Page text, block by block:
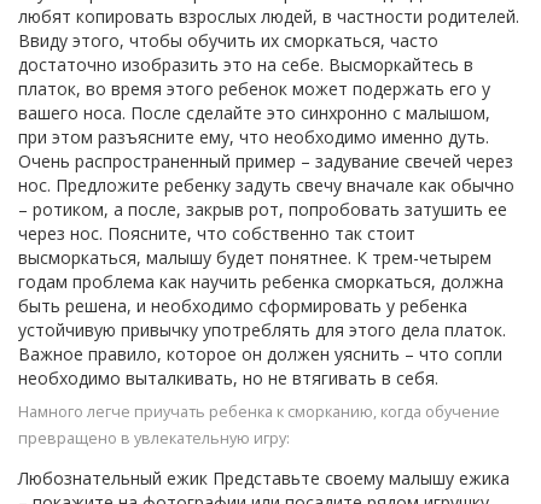
любят копировать взрослых людей, в частности родителей.
Ввиду этого, чтобы обучить их сморкаться, часто
достаточно изобразить это на себе. Высморкайтесь в
платок, во время этого ребенок может подержать его у
вашего носа. После сделайте это синхронно с малышом,
при этом разъясните ему, что необходимо именно дуть.
Очень распространенный пример – задувание свечей через
нос. Предложите ребенку задуть свечу вначале как обычно
– ротиком, а после, закрыв рот, попробовать затушить ее
через нос. Поясните, что собственно так стоит
высморкаться, малышу будет понятнее. К трем-четырем
годам проблема как научить ребенка сморкаться, должна
быть решена, и необходимо сформировать у ребенка
устойчивую привычку употреблять для этого дела платок.
Важное правило, которое он должен уяснить – что сопли
необходимо выталкивать, но не втягивать в себя.
Намного легче приучать ребенка к сморканию, когда обучение
превращено в увлекательную игру:
Любознательный ежик Представьте своему малышу ежика